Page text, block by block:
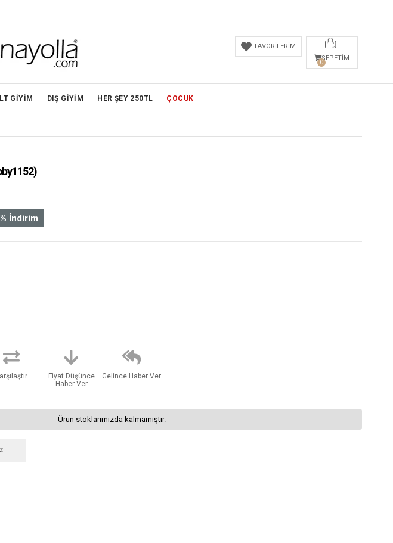
SEPETIM
0
FAVORİLERİM
GİYİM DIŞ GİYİM HER ŞEY 250TL ÇOCUK
% İndirim
Fiyat Düşünce
Haber Ver
Gelince Haber Ver
Ürün stoklarımızda kalmamıştır.